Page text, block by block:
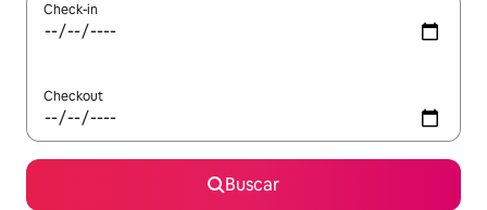
Check-in
Checkout
Buscar